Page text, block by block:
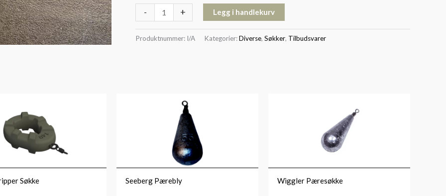
- + Legg i handlekurv
Produktnummer: I/A Kategorier:Diverse, Søkker, Tilbudsvarer
Søkke
til
kr89
Seeberg Pærebly Wiggler Pæresøkke